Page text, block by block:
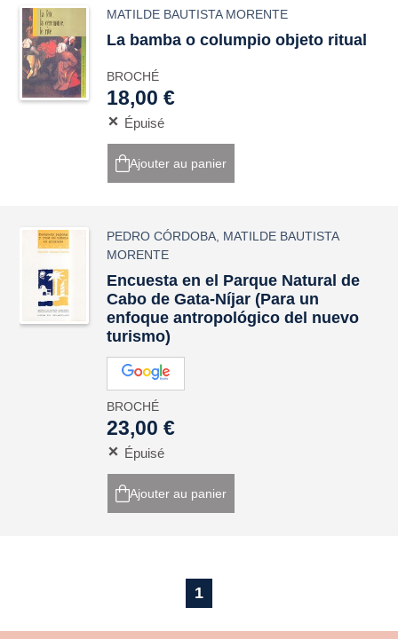
MATILDE BAUTISTA MORENTE
La bamba o columpio objeto ritual
BROCHÉ
18,00 €
Épuisé
Ajouter au panier
PEDRO CÓRDOBA MATILDE BAUTISTA
MORENTE
Encuesta en el Parque Natural de
Cabo de Gata-Níjar (Para un
enfoque antropológico del nuevo
turismo)
BROCHÉ
23,00 €
Épuisé
Ajouter au panier
1